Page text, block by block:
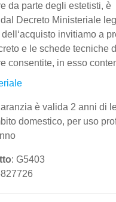
da parte degli estetisti, è
Decreto Ministeriale
invitiamo a
e le schede tecniche
consentite, in esso
è valida 2 anni di
domestico, per uso
: G5403